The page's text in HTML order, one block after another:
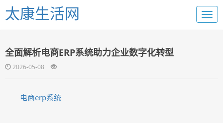
太康生活网
全面解析电商ERP系统助力企业数字化转型
2026-05-08
电商erp系统